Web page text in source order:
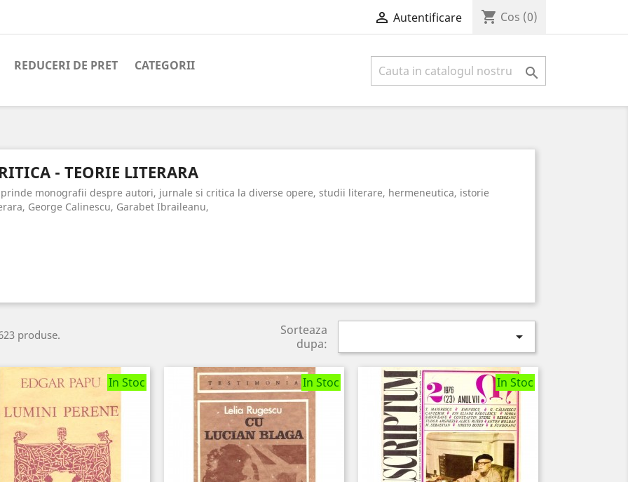
 Autentificare shopping_cart Cos (0)
REDUCERI DE PRET CATEGORII 
- TEORIE LITERARA
monografii despre autori, jurnale si critica la diverse opere, studii literare, hermeneutica, istorie
George Calinescu, Garabet Ibraileanu,
produse.
Sorteaza
dupa:

In Stoc In Stoc In Stoc